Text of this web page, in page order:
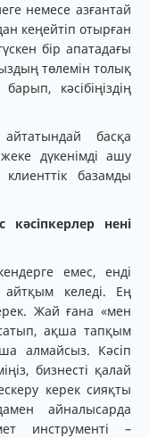
немесе азғантай
кеңейтіп отырған
бір апатадағы
төлемін толық
кәсібіңіздің
басқа
дүкенімді ашу
базамды
кәсіпкерлер нені
емес, енді
айтқым келеді. Ең
Жай ғана «мен
ақша тапқым
алмайсыз. Кәсіп
бизнесті қалай
керек сияқты
айналысарда
инструменті –